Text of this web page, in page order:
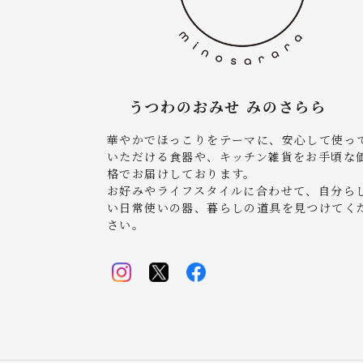
うつわのおみせ みのさらら
華やかでほっこりをテーマに、安心して使っ
いただける食器や、キッチン雑貨をお手頃な
格でお届けしております。
お好みやライフスタイルに合わせて、自分ら
い日常使いの器、暮らしの道具を見つけてく
さい。